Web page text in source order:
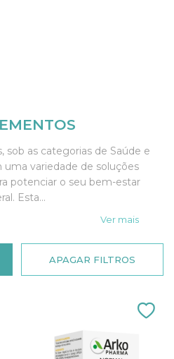
sob as categorias de Saúde e
variedade de soluções
potenciar o seu bem-estar
Esta...
Ver mais
APAGAR FILTROS